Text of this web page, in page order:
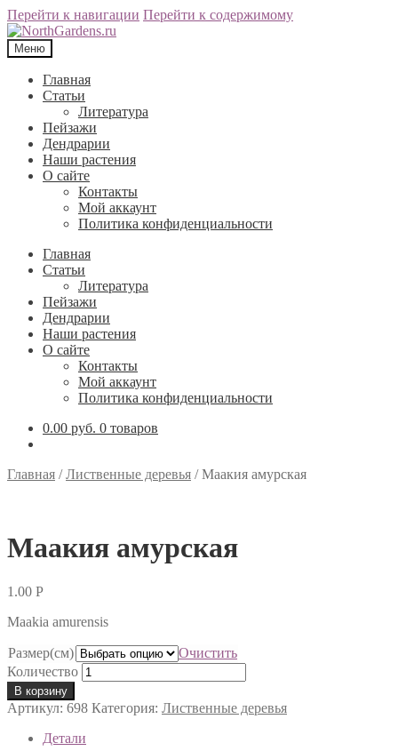
Перейти к навигации Перейти к содержимому
Меню
Главная
Статьи
Литература
Пейзажи
Дендрарии
Наши растения
О сайте
Контакты
Мой аккаунт
Политика конфиденциальности
Главная
Статьи
Литература
Пейзажи
Дендрарии
Наши растения
О сайте
Контакты
Мой аккаунт
Политика конфиденциальности
0.00 руб. 0 товаров
Главная /Лиственные деревья /Маакия амурская
Маакия амурская
1.00 Р
Maakia amurensis
Размер(см)
Очистить
Количество
В корзину
Артикул: 698 Категория: Лиственные деревья
Детали